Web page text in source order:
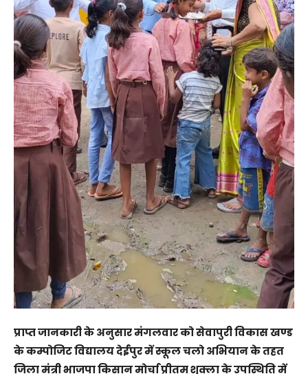
प्राप्त जानकारी के अनुसार मंगलवार को सेवापुरी विकास खण्ड
के कम्पोजिट विद्यालय देईपुर में स्कूल चलो अभियान के तहत
जिला मंत्री भाजपा किसान मोर्चा प्रीतम शुक्ला के उपस्थिति में